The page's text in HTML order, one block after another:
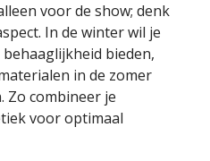
voor de show; denk
In de winter wil je
bieden,
in de zomer
Zo combineer je
voor optimaal